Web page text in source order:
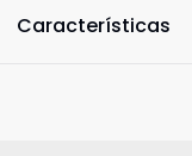
Características